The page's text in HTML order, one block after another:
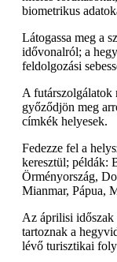
biometrikus
Látogassa meg a
idővonalról; a
feldolgozási
A futárszolgálatok
győződjön meg
címkék helyesek.
Fedezze fel a
keresztül; példák:
Örményország,
Mianmar, Pápua,
Az áprilisi időszak
tartoznak a
lévő turisztikai